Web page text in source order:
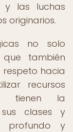
y las luchas
originarios.
no solo
también
respeto hacia
recursos
tienen la
clases y
profundo y